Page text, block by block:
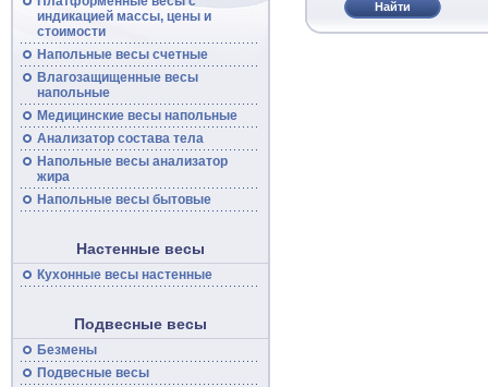
индикацией массы, цены и
стоимости
Напольные весысчетные
Влагозащищенные весы
напольные
Медицинские весынапольные
Анализатор состава тела
Напольные весыанализатор
жира
Напольные весы бытовые
Настенные весы
Кухонные весы настенные
Подвесные весы
Безмены
Подвесные весы
Найти